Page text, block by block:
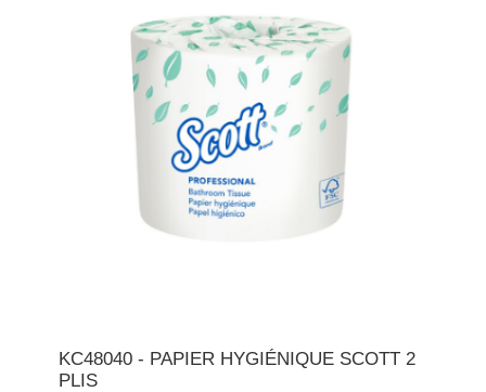
KC48040 - PAPIER HYGIÉNIQUE SCOTT 2
PLIS